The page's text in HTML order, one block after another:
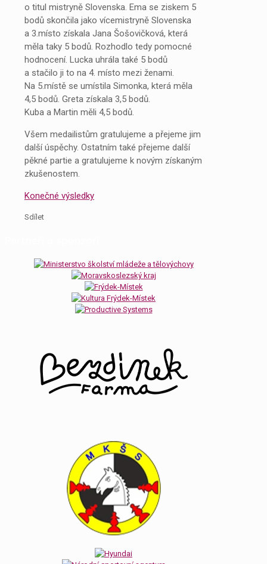
o titul mistryně Slovenska. Ema se ziskem 5
bodů skončila jako vícemistryně Slovenska
a 3.místo získala Jana Šošovičková, která
měla taky 5 bodů. Rozhodlo tedy pomocné
hodnocení. Lucka uhrála také 5 bodů
a stačilo ji to na 4. místo mezi ženami.
Na 5.místě se umístila Simonka, která měla
4,5 bodů. Greta získala 3,5 bodů.
Kuba a Martin měli 4,5 bodů.
Všem medailistům gratulujeme a přejeme jim
další úspěchy. Ostatním také přejeme další
pěkné partie a gratulujeme k novým získaným
zkušenostem.
Konečné výsledky
Sdílet